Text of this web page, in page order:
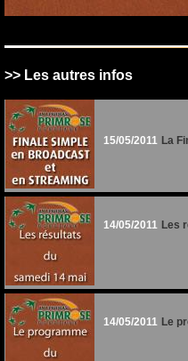
>> Les autres infos
15/05/2011 La
14/05/2011 Les
14/05/2011 Le